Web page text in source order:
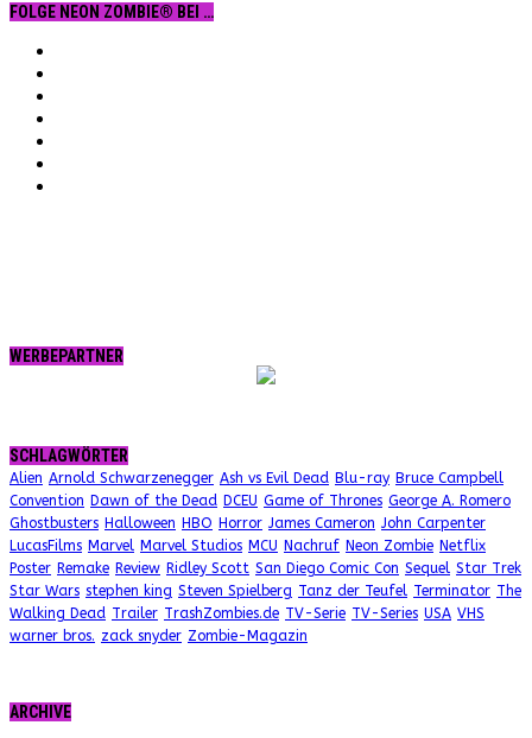
FOLGE NEON ZOMBIE® BEI …
WERBEPARTNER
SCHLAGWÖRTER
Alien Arnold Schwarzenegger Ash vs Evil Dead Blu-ray Bruce Campbell
Convention Dawn of the Dead DCEU Game of Thrones George A. Romero
Ghostbusters Halloween HBO Horror James Cameron John Carpenter
LucasFilms Marvel Marvel Studios MCU Nachruf Neon Zombie Netflix
Poster Remake Review Ridley Scott San Diego Comic Con Sequel Star Trek
Star Wars stephen king Steven Spielberg Tanz der Teufel Terminator The
Walking Dead Trailer TrashZombies.de TV-Serie TV-Series USA VHS
warner bros. zack snyder Zombie-Magazin
ARCHIVE